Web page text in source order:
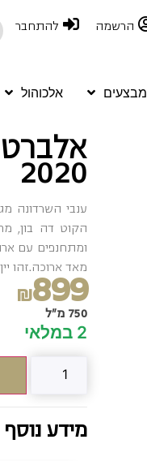
הרשמה להתחבר
מבצעים אלכוהול
2020
ענבי השרדונה
הקוט דה בון,
ומתחנפים עם
מאד ארוכה.זהו יין
₪899
750 מ"ל
2 במלאי
מידע נוסף